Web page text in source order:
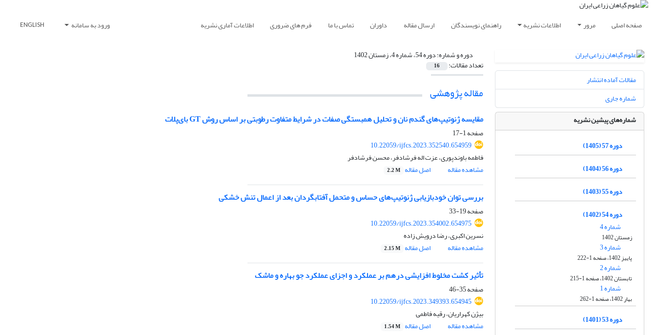
صفحه اصلی مرور اطلاعات نشریه راهنمای نویسندگان ارسال مقاله داوران تماس با ما فرم های ضروری اطلاعات آماری نشریه ورود به سامانه ENGLISH
دوره و شماره:دوره 54، شماره 4، زمستان 1402
تعداد مقالات: 16
مقاله پژوهشی
مقایسه ژنوتیپ‌های گندم نان و تحلیل همبستگی صفات در شرایط متفاوت رطوبتی بر اساس روش GT بای‌پلات
صفحه1-17
10.22059/ijfcs.2023.352540.654959
فاطمه باوندپوری، عزت اله فرشادفر، محسن فرشادفر
مشاهده مقاله
اصل مقاله 2.2 M
بررسی توان خود‌بازیابی ژنوتیپ‌های حساس و متحمل آفتابگردان بعد از اعمال تنش خشکی
صفحه19-33
10.22059/ijfcs.2023.354002.654975
نسرین اکبری، رضا درویش زاده
مشاهده مقاله
اصل مقاله 2.15 M
تأثیر کشت مخلوط افزایشی درهم بر عملکرد و اجزای عملکرد جو بهاره و ماشک
صفحه35-46
10.22059/ijfcs.2023.349393.654945
بیژن کهراریان، رقیه فاطمی
مشاهده مقاله
اصل مقاله 1.54 M
مقالات آماده انتشار
شماره جاری
شماره‌های پیشین نشریه
دوره 57 (1405)
دوره 56 (1404)
دوره 55 (1403)
دوره 54 (1402)
شماره 4
زمستان 1402
شماره 3
پاییز 1402، صفحه 1-222
شماره 2
تابستان 1402، صفحه 1-215
شماره 1
بهار 1402، صفحه 1-262
دوره 53 (1401)